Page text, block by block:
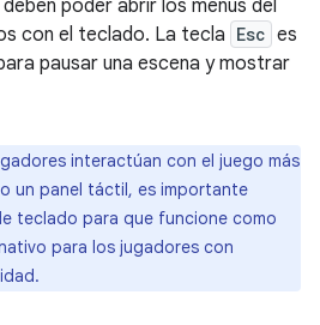
poder abrir los menús del
con el teclado. La tecla Esc es
pausar una escena y mostrar
interactúan con el juego más
un panel táctil, es importante
teclado para que funcione como
para los jugadores con